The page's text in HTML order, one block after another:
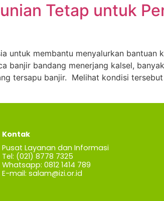
Tetap untuk
untuk membantu menyalurkan bantuan
banjir bandang menerjang kalsel,
tersapu banjir. Melihat kondisi
Kontak
Pusat Layanan dan Informasi
Tel: (021) 8778 7325
Whatsapp: 0812 1414 789
E-mail: salam@izi.or.id